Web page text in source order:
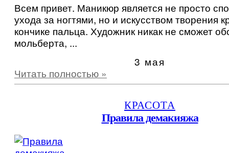
Всем привет. Маникюр является не просто
ухода за ногтями, но и искусством творения
кончике пальца. Художник никак не сможет
мольберта, ...
3 мая
Читать полностью »
КРАСОТА
Правила демакияжа